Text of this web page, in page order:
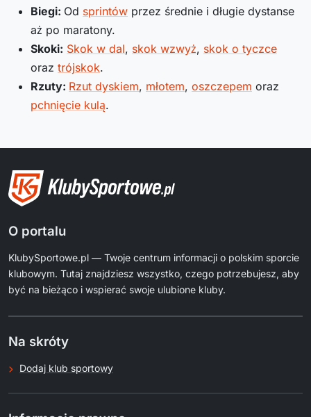
Biegi: Od sprintów przez średnie i długie dystanse
aż po maratony.
Skoki: Skok w dal, skok wzwyż, skok o tyczce
oraz trójskok.
Rzuty: Rzut dyskiem, młotem, oszczepem oraz
pchnięcie kulą.
O portalu
KlubySportowe.pl — Twoje centrum informacji o polskim sporcie
klubowym. Tutaj znajdziesz wszystko, czego potrzebujesz, aby
być na bieżąco i wspierać swoje ulubione kluby.
Na skróty
Dodaj klub sportowy